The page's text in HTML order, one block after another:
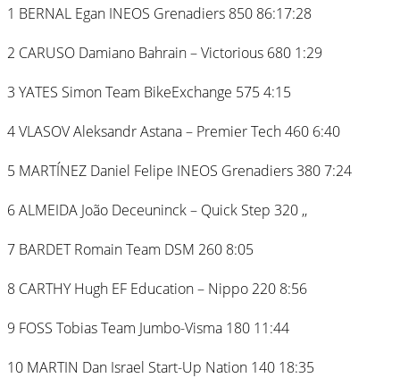
1 BERNAL Egan INEOS Grenadiers 850 86:17:28
2 CARUSO Damiano Bahrain – Victorious 680 1:29
3 YATES Simon Team BikeExchange 575 4:15
4 VLASOV Aleksandr Astana – Premier Tech 460 6:40
5 MARTÍNEZ Daniel Felipe INEOS Grenadiers 380 7:24
6 ALMEIDA João Deceuninck – Quick Step 320 ,,
7 BARDET Romain Team DSM 260 8:05
8 CARTHY Hugh EF Education – Nippo 220 8:56
9 FOSS Tobias Team Jumbo-Visma 180 11:44
10 MARTIN Dan Israel Start-Up Nation 140 18:35